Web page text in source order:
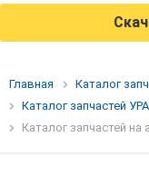
Главная
Каталог
Каталог запчастей
Каталог запчастей